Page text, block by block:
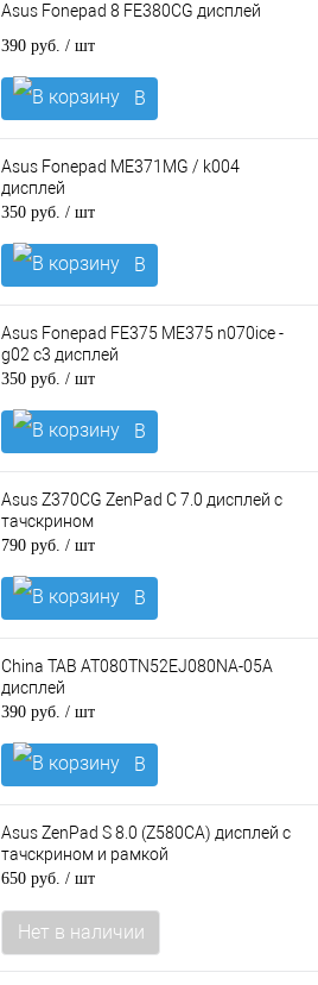
Asus Fonepad 8 FE380CG дисплей
390 руб. / шт
В
корзину
Asus Fonepad ME371MG / k004
дисплей
350 руб. / шт
В
корзину
Asus Fonepad FE375 ME375 n070ice -
g02 c3 дисплей
350 руб. / шт
В
корзину
Asus Z370CG ZenPad C 7.0 дисплей с
тачскрином
790 руб. / шт
В
корзину
China TAB AT080TN52EJ080NA-05A
дисплей
390 руб. / шт
В
корзину
Asus ZenPad S 8.0 (Z580CA) дисплей с
тачскрином и рамкой
650 руб. / шт
Нет в наличии